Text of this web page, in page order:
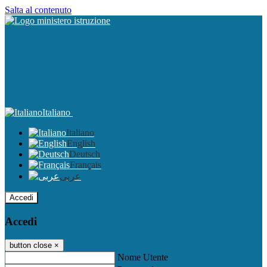
Salta al contenuto
Italiano
Italiano
English
Deutsch
Français
عربى
Accedi
Accedi
button close ×
Nome Utente